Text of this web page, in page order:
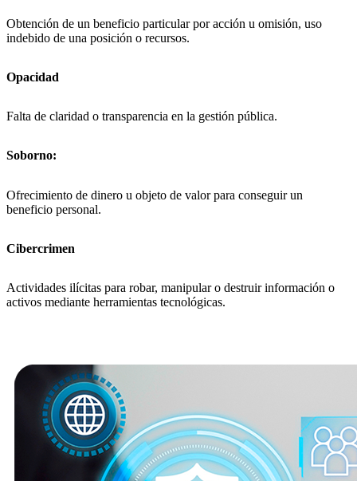
Obtención de un beneficio particular por acción u omisión, uso
indebido de una posición o recursos.
Opacidad
Falta de claridad o transparencia en la gestión pública.
Soborno:
Ofrecimiento de dinero u objeto de valor para conseguir un
beneficio personal.
Cibercrimen
Actividades ilícitas para robar, manipular o destruir información o
activos mediante herramientas tecnológicas.